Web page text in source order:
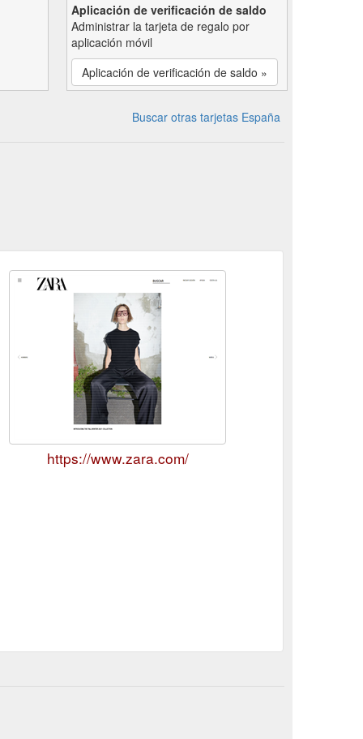
Aplicación de verificación de saldo
Administrar la tarjeta de regalo por
aplicación móvil
Aplicación de verificación de saldo »
Buscar otras tarjetas España
https://www.zara.com/